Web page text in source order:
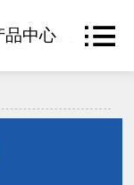
品中心 产品查